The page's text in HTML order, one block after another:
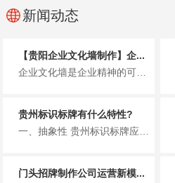
新闻动态
【贵阳企业文化墙制作】企...
企业文化墙是企业精神的可视化载体，其材质选择不仅影响视觉效果，更关乎耐用性、预算成本与品牌调性的契合度。选对材质，能让文...
贵州标识标牌有什么特性?
门头招牌制作公司运营新模...